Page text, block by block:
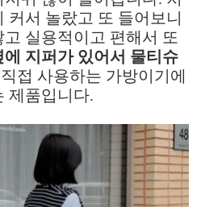
커서 놀랐고 또 들어보니
실용적이고 편해서 또
에 지퍼가 있어서 물티슈
접 사용하는 가방이기에
제품입니다.